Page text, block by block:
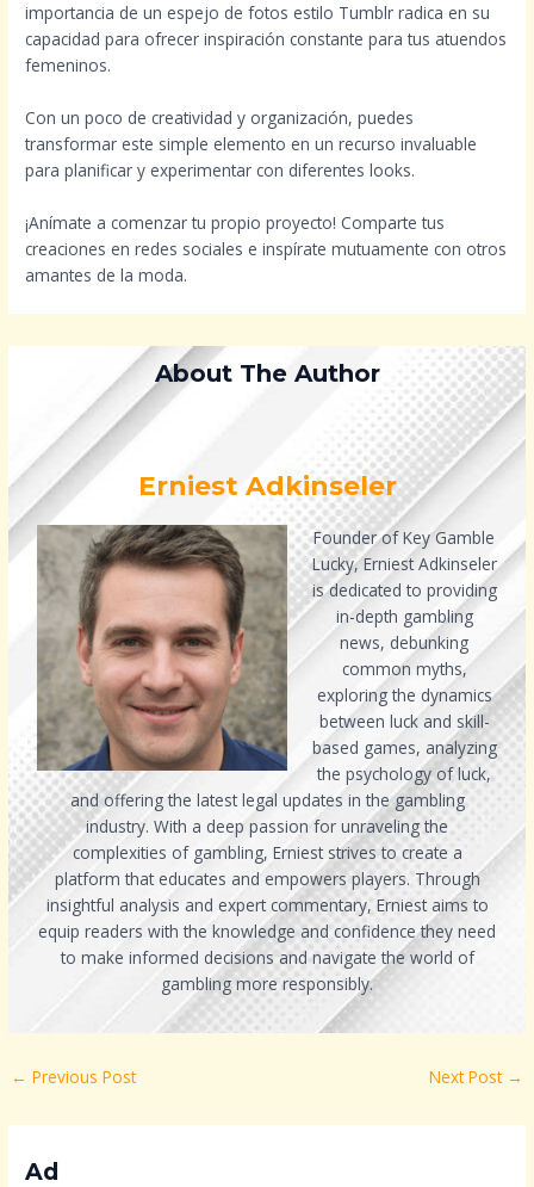
importancia de un espejo de fotos estilo Tumblr radica en su
capacidad para ofrecer inspiración constante para tus atuendos
femeninos.
Con un poco de creatividad y organización, puedes
transformar este simple elemento en un recurso invaluable
para planificar y experimentar con diferentes looks.
¡Anímate a comenzar tu propio proyecto! Comparte tus
creaciones en redes sociales e inspírate mutuamente con otros
amantes de la moda.
About The Author
Erniest Adkinseler
Founder of Key Gamble
Lucky, Erniest Adkinseler
is dedicated to providing
in-depth gambling
news, debunking
common myths,
exploring the dynamics
between luck and skill-
based games, analyzing
the psychology of luck,
and offering the latest legal updates in the gambling
industry. With a deep passion for unraveling the
complexities of gambling, Erniest strives to create a
platform that educates and empowers players. Through
insightful analysis and expert commentary, Erniest aims to
equip readers with the knowledge and confidence they need
to make informed decisions and navigate the world of
gambling more responsibly.
← Previous Post Next Post →
Ad